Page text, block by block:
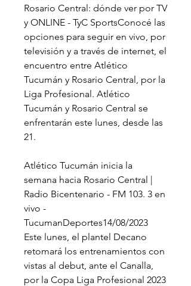
Rosario Central: dónde ver por TV
y ONLINE - TyC SportsConocé las
opciones para seguir en vivo, por
televisión y a través de internet, el
encuentro entre Atlético
Tucumán y Rosario Central, por la
Liga Profesional. Atlético
Tucumán y Rosario Central se
enfrentarán este lunes, desde las
21.
Atlético Tucumán inicia la
semana hacia Rosario Central |
Radio Bicentenario - FM 103. 3 en
vivo -
TucumanDeportes14/08/2023
Este lunes, el plantel Decano
retomará los entrenamientos con
vistas al debut, ante el Canalla,
por la Copa Liga Profesional 2023